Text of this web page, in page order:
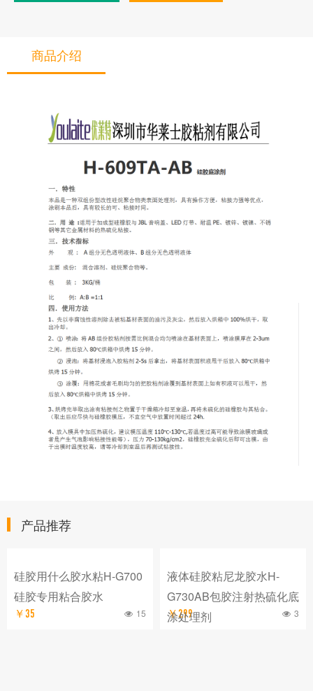
商品介绍
产品推荐
硅胶用什么胶水粘H-G700
硅胶专用粘合胶水
￥35 15
液体硅胶粘尼龙胶水H-
G730AB包胶注射热硫化底
涂处理剂
￥299 3